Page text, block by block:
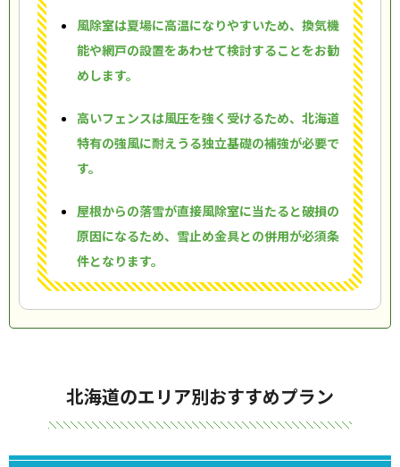
風除室は夏場に高温になりやすいため、換気機
能や網戸の設置をあわせて検討することをお勧
めします。
高いフェンスは風圧を強く受けるため、北海道
特有の強風に耐えうる独立基礎の補強が必要で
す。
屋根からの落雪が直接風除室に当たると破損の
原因になるため、雪止め金具との併用が必須条
件となります。
北海道のエリア別おすすめプラン